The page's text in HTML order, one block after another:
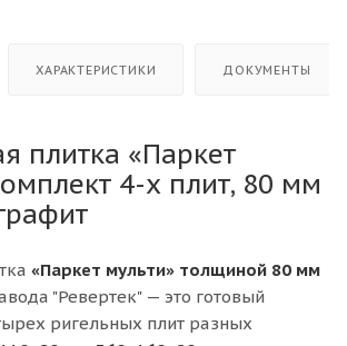
ХАРАКТЕРИСТИКИ ДОКУМЕНТЫ
плитка «Паркет
4-х плит, 80 мм
«Паркет мульти» толщиной 80 мм
"Ревертек" — это готовый
ригельных плит разных